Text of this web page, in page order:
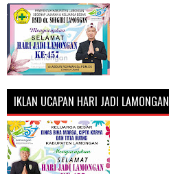
IKLAN UCAPAN HARI JADI LAMONGAN